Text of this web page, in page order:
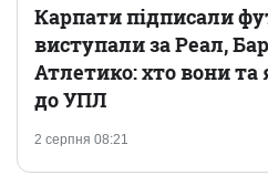
2 серпня 08:21
Карпати підписали
виступали за Реал,
Атлетико: хто вони та
до УПЛ